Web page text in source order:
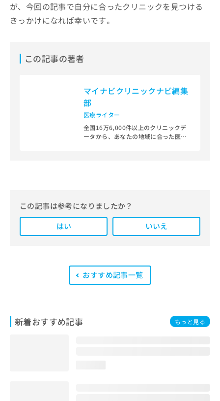
が、今回の記事で自分に合ったクリニックを見つける
きっかけになれば幸いです。
この記事の著者
マイナビクリニックナビ編集
部
医療ライター
全国16万6,000件以上のクリニックデ
ータから、あなたの地域に合った医療
また、医療広告ガイドラインに準拠し
た編集体制を整えており、編集部内に
は、一般社団法人薬機法医療法規格協
います。
この記事は参考になりましたか？
はい
いいえ
おすすめ記事一覧
新着おすすめ記事 もっと見る